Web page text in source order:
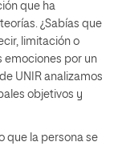
que ha
¿Sabías que
limitación o
emociones por un
UNIR analizamos
objetivos y
que la persona se